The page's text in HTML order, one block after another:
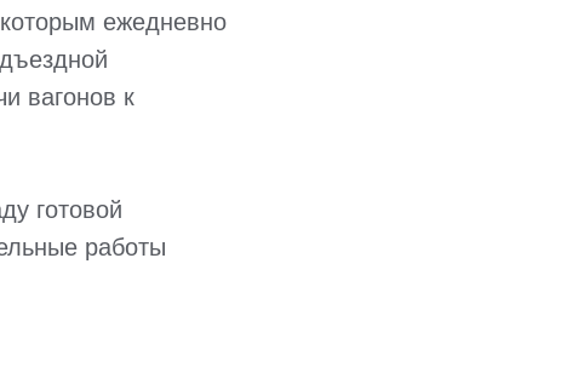
ежедневно
вагонов к
готовой
работы